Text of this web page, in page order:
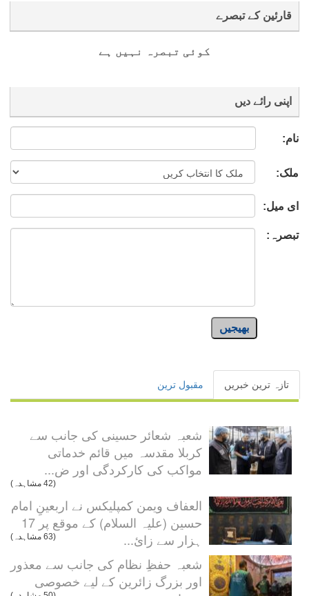
قارئین کے تبصرے
کوئی تبصرہ نہیں ہے
اپنی رائے دیں
نام:
ملک:
ای میل:
تبصرہ:
بھیجیں
تازہ ترین خبریں مقبول ترین
شعبہ شعائر حسینی کی جانب سے
کربلا مقدسہ میں قائم خدماتی
مواکب کی کارکردگی اور ض...
(42 مشاہدہ)
العفاف ویمن کمپلیکس نے اربعینِ امام
حسین (علیہ السلام) کے موقع پر 17
ہزار سے زائ...
(63 مشاہدہ)
شعبہ حفظِ نظام کی جانب سے معذور
اور بزرگ زائرین کے لیے خصوصی